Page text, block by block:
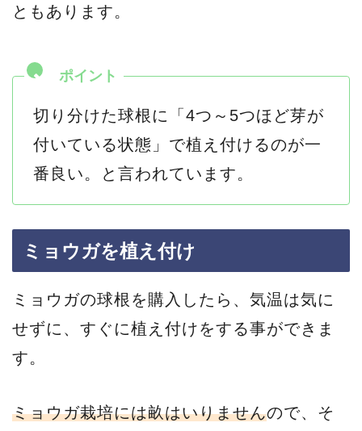
ともあります。
切り分けた球根に「4つ～5つほど芽が
付いている状態」で植え付けるのが一
番良い。と言われています。
ミョウガを植え付け
ミョウガの球根を購入したら、気温は気に
せずに、すぐに植え付けをする事ができま
す。
ミョウガ栽培には畝はいりませんので、そ